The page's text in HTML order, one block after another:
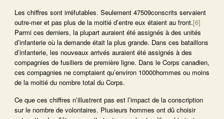
Les chiffres sont irréfutables. Seulement 47509conscrits servaient
outre-mer et pas plus de la moitié d’entre eux étaient au front.[6]
Parmi ces derniers, la plupart auraient été assignés à des unités
d’infanterie où la demande était la plus grande. Dans ces bataillons
d’infanterie, les nouveaux arrivés auraient été assignés à des
compagnies de fusiliers de première ligne. Dans le Corps canadien,
ces compagnies ne comptaient qu’environ 10000hommes ou moins
de la moitié du nombre total du Corps.
Ce que ces chiffres n’illustrent pas est l’impact de la conscription
sur le nombre de volontaires. Plusieurs hommes ont dû choisir